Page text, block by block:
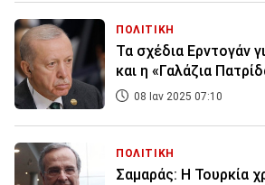
ΠΟΛΙΤΙΚΗ
Τα σχέδια Ερντογάν
και η «Γαλάζια
08 Ιαν 2025 07:10
ΠΟΛΙΤΙΚΗ
Σαμαράς: Η Τουρκία